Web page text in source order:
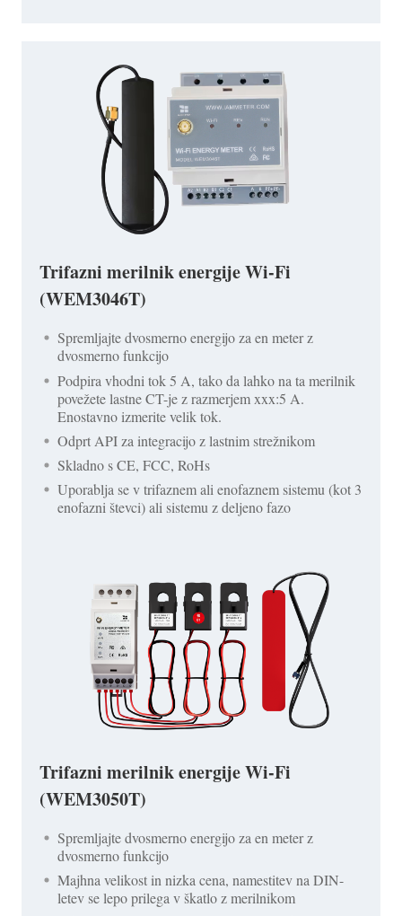
Trifazni merilnik energije Wi-Fi
(WEM3046T)
Spremljajte dvosmerno energijo za en meter z
dvosmerno funkcijo
Podpira vhodni tok 5 A, tako da lahko na ta merilnik
povežete lastne CT-je z razmerjem xxx:5 A.
Enostavno izmerite velik tok.
Odprt API za integracijo z lastnim strežnikom
Skladno s CE, FCC, RoHs
Uporablja se v trifaznem ali enofaznem sistemu (kot 3
enofazni števci) ali sistemu z deljeno fazo
Trifazni merilnik energije Wi-Fi
(WEM3050T)
Spremljajte dvosmerno energijo za en meter z
dvosmerno funkcijo
Majhna velikost in nizka cena, namestitev na DIN-
letev se lepo prilega v škatlo z merilnikom